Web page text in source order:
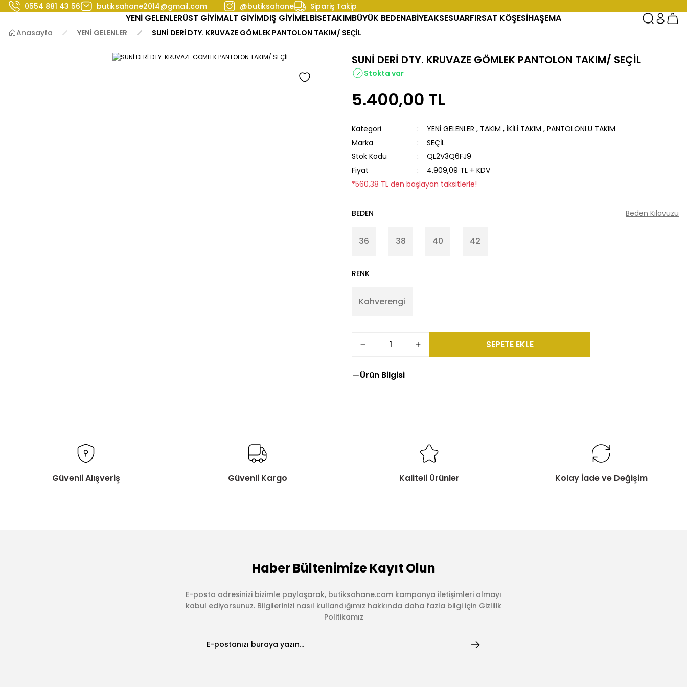
0554 881 43 56 butiksahane2014@gmail.com @butiksahane Sipariş Takip
YENİ GELENLERÜST GİYİMALT GİYİMDIŞ GİYİMELBİSETAKIMBÜYÜK BEDENABİYEAKSESUARFIRSAT KÖŞESİHAŞEMA
Anasayfa YENİ GELENLER SUNİ DERİ DTY. KRUVAZE GÖMLEK PANTOLON TAKIM/ SEÇİL
SUNİ DERİ DTY. KRUVAZE GÖMLEK PANTOLON TAKIM/ SEÇİL
Stokta var
5.400,00 TL
Kategori YENİ GELENLER , TAKIM , İKİLİ TAKIM , PANTOLONLU TAKIM
Marka
SEÇİL
Stok Kodu
QL2V3Q6FJ9
Fiyat
4.909,09 TL + KDV
*560,38 TL den başlayan taksitlerle!
BEDEN
36 38 40 42
RENK
Kahverengi
Beden Kılavuzu
SEPETE EKLE
Ürün Bilgisi
Güvenli Alışveriş Güvenli Kargo Kaliteli Ürünler Kolay İade ve Değişim
Haber Bültenimize Kayıt Olun
E-posta adresinizi bizimle paylaşarak, butiksahane.com kampanya iletişimleri almayı
kabul ediyorsunuz. Bilgilerinizi nasıl kullandığımız hakkında daha fazla bilgi için Gizlilik
Politikamız